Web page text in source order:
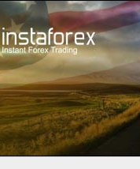
新收入水